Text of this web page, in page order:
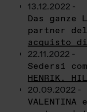
13.12.2022 -
Das ganze
partner
acquisto
22.11.2022 -
Sedersi
HENRIK,
20.09.2022 -